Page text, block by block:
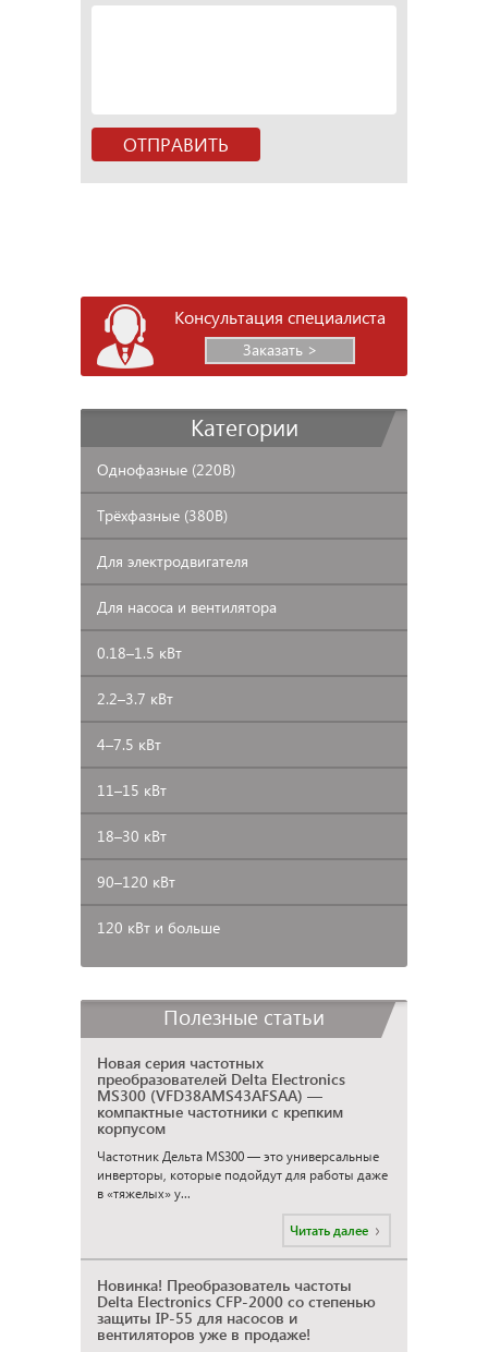
Консультация специалиста
Заказать >
Категории
Однофазные (220В)
Трёхфазные (380В)
Для электродвигателя
Для насоса и вентилятора
0.18–1.5 кВт
2.2–3.7 кВт
4–7.5 кВт
11–15 кВт
18–30 кВт
90–120 кВт
120 кВт и больше
Полезные статьи
Новая серия частотных
преобразователей Delta Electronics
MS300 (VFD38AMS43AFSAA) —
компактные частотники с крепким
корпусом
Частотник Дельта MS300 — это универсальные
инверторы, которые подойдут для работы даже
в «тяжелых» у...
Читать далее
Новинка! Преобразователь частоты
Delta Electronics CFP-2000 со степенью
защиты IP-55 для насосов и
вентиляторов уже в продаже!